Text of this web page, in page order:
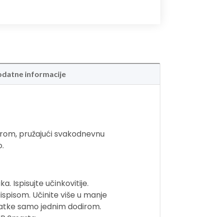
informacije
pružajući svakodnevnu
Ispisujte učinkovitije.
Učinite više u manje
samo jednim dodirom.